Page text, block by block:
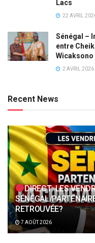
Lacs
22 AVRIL
Sénégal –
entre
Wicaksono
2 AVRIL 2026
Recent News
DIRECT: LES
SÉNÉGAL/
RETROUVÉE?
7 AOÛT 2026